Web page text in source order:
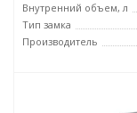
Внутренний объем, л
Тип замка
Производитель